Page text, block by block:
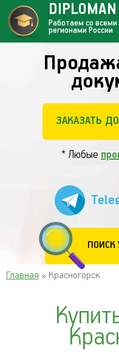
ЗАКАЗАТЬ
* Любые
ПОИСК
DIPLOMAN
Работаем со всеми
регионами России
Главная » Красногорск